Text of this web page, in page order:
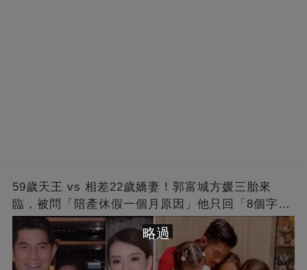
59歲天王 vs 相差22歲嬌妻！郭富城方媛三胎來
臨，被問「陪產休假一個月原因」他只回「8個字」
被贊爆
略過